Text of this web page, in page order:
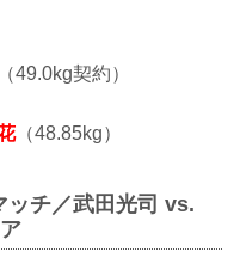
49.0kg契約）
（48.85kg）
ッチ／武田光司 vs.